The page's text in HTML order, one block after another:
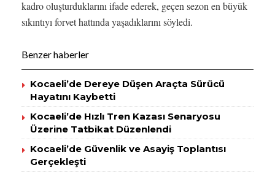
kadro oluşturduklarını ifade ederek, geçen sezon en büyük
sıkıntıyı forvet hattında yaşadıklarını söyledi.
Benzer haberler
Kocaeli’de Dereye Düşen Araçta Sürücü
Hayatını Kaybetti
Kocaeli’de Hızlı Tren Kazası Senaryosu
Üzerine Tatbikat Düzenlendi
Kocaeli’de Güvenlik ve Asayiş Toplantısı
Gerçekleşti